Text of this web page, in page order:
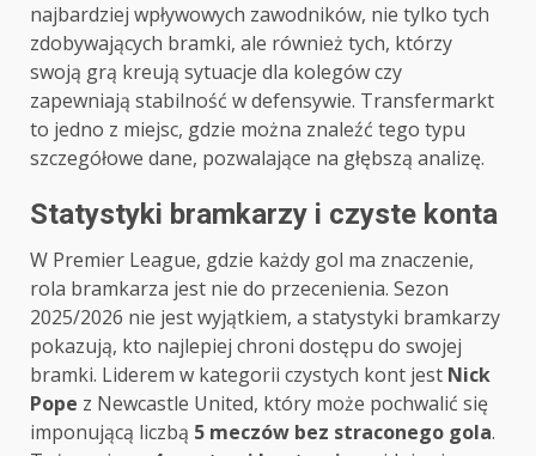
najbardziej wpływowych zawodników, nie tylko tych
zdobywających bramki, ale również tych, którzy
swoją grą kreują sytuacje dla kolegów czy
zapewniają stabilność w defensywie. Transfermarkt
to jedno z miejsc, gdzie można znaleźć tego typu
szczegółowe dane, pozwalające na głębszą analizę.
Statystyki bramkarzy i czyste konta
W Premier League, gdzie każdy gol ma znaczenie,
rola bramkarza jest nie do przecenienia. Sezon
2025/2026 nie jest wyjątkiem, a statystyki bramkarzy
pokazują, kto najlepiej chroni dostępu do swojej
bramki. Liderem w kategorii czystych kont jest Nick
Pope z Newcastle United, który może pochwalić się
imponującą liczbą 5 meczów bez straconego gola.